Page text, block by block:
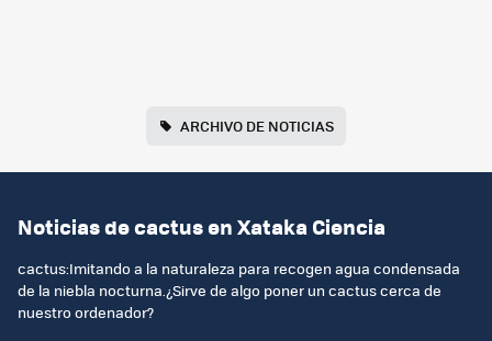
ARCHIVO DE NOTICIAS
Noticias de cactus en Xataka Ciencia
cactus:Imitando a la naturaleza para recogen agua condensada
de la niebla nocturna.¿Sirve de algo poner un cactus cerca de
nuestro ordenador?